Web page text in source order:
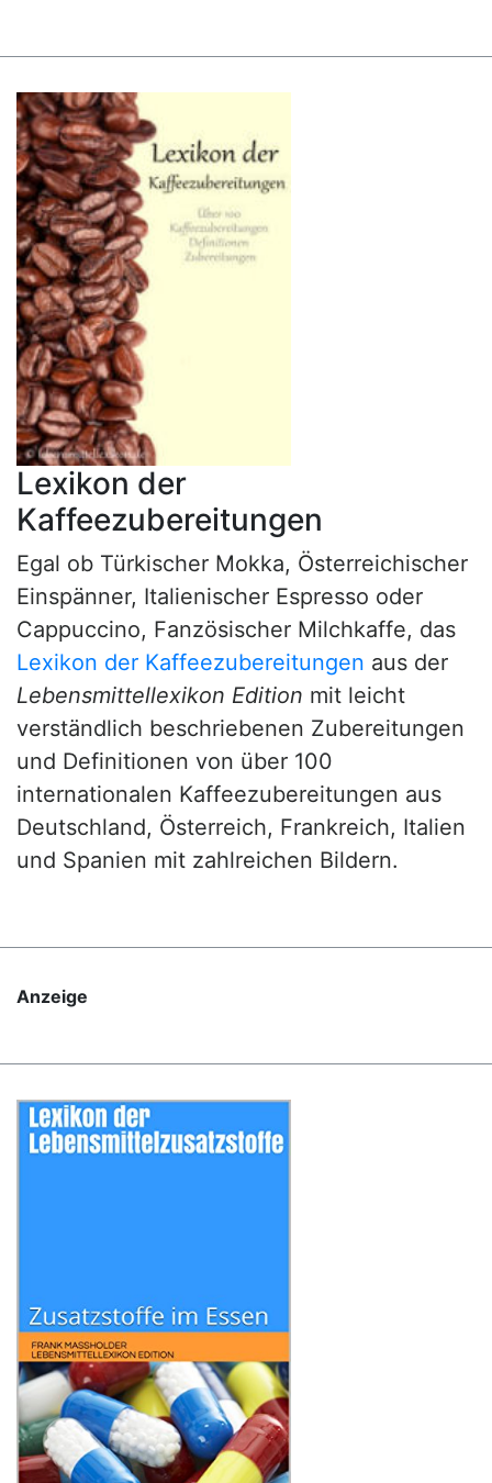
Lexikon der
Kaffeezubereitungen
Egal ob Türkischer Mokka, Österreichischer
Einspänner, Italienischer Espresso oder
Cappuccino, Fanzösischer Milchkaffe, das
Lexikon der Kaffeezubereitungen aus der
Lebensmittellexikon Edition mit leicht
verständlich beschriebenen Zubereitungen
und Definitionen von über 100
internationalen Kaffeezubereitungen aus
Deutschland, Österreich, Frankreich, Italien
und Spanien mit zahlreichen Bildern.
Anzeige